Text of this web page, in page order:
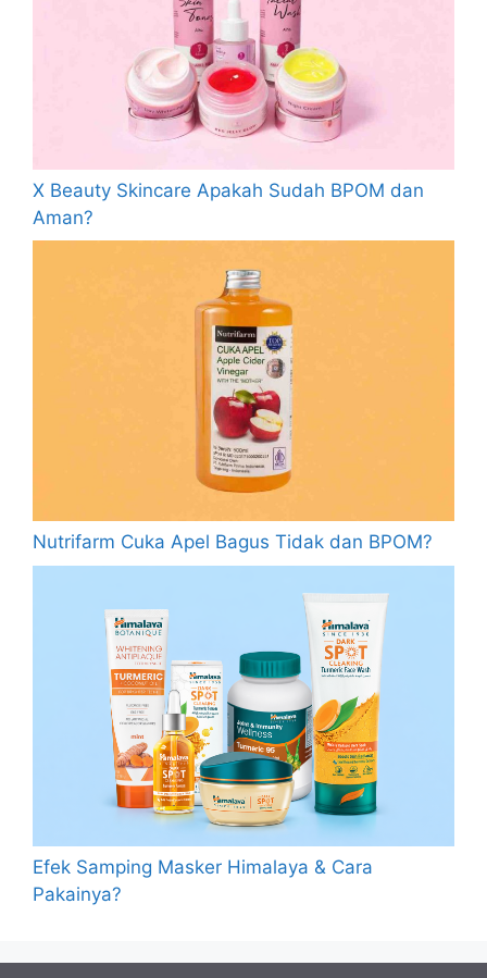
X Beauty Skincare Apakah Sudah BPOM dan
Aman?
Nutrifarm Cuka Apel Bagus Tidak dan BPOM?
Efek Samping Masker Himalaya & Cara
Pakainya?